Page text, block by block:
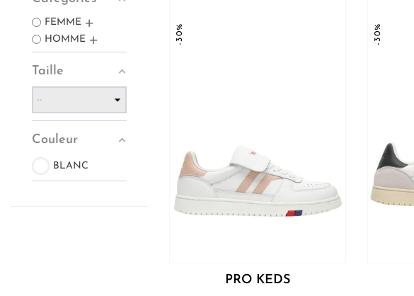
FEMME
HOMME
Taille
Couleur
BLANC
-30%
PRO KEDS
-30%